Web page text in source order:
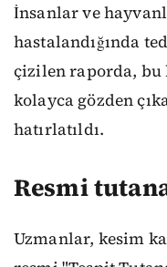
İnsanlar ve
hastalandığında
çizilen raporda, bu
kolayca gözden
hatırlatıldı.
Resmi
Uzmanlar, kesim